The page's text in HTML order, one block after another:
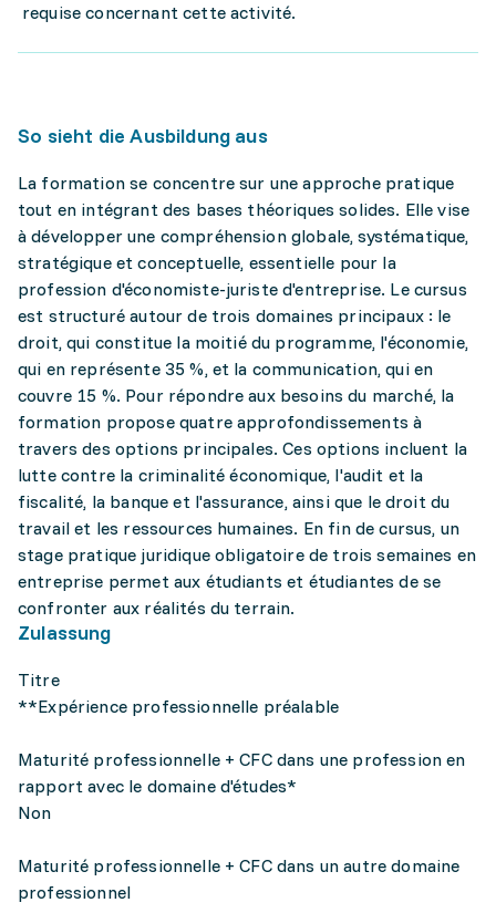
requise concernant cette activité.
So sieht die Ausbildung aus
La formation se concentre sur une approche pratique
tout en intégrant des bases théoriques solides. Elle vise
à développer une compréhension globale, systématique,
stratégique et conceptuelle, essentielle pour la
profession d'économiste-juriste d'entreprise. Le cursus
est structuré autour de trois domaines principaux : le
droit, qui constitue la moitié du programme, l'économie,
qui en représente 35 %, et la communication, qui en
couvre 15 %. Pour répondre aux besoins du marché, la
formation propose quatre approfondissements à
travers des options principales. Ces options incluent la
lutte contre la criminalité économique, l'audit et la
fiscalité, la banque et l'assurance, ainsi que le droit du
travail et les ressources humaines. En fin de cursus, un
stage pratique juridique obligatoire de trois semaines en
entreprise permet aux étudiants et étudiantes de se
confronter aux réalités du terrain.
Zulassung
Titre
**Expérience professionnelle préalable
Maturité professionnelle + CFC dans une profession en
rapport avec le domaine d'études*
Non
Maturité professionnelle + CFC dans un autre domaine
professionnel